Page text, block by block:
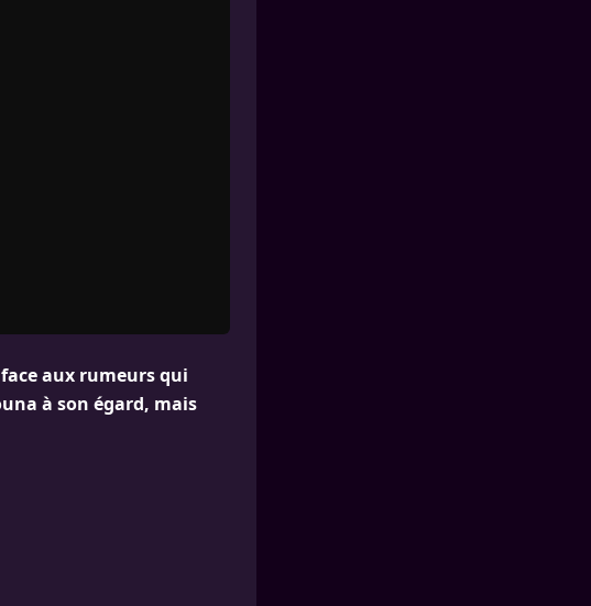
face aux rumeurs qui
à son égard, mais